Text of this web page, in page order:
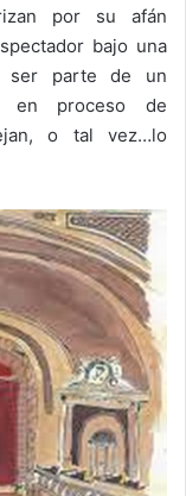
por su afán
bajo una
ser parte de un
en proceso de
o tal vez…lo